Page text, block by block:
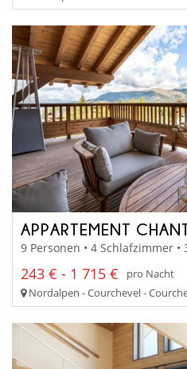
APPARTEMENT
9 Personen • 4 Schlafzimmer
243 € - 1 715 €
pro Nacht
Nordalpen - Courchevel -